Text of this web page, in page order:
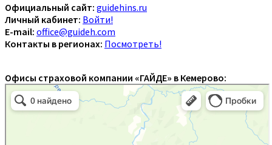
Официальный сайт: guidehins.ru
Личный кабинет: Войти!
E-mail: office@guideh.com
Контакты в регионах: Посмотреть!
Офисы страховой компании «ГАЙДЕ» в Кемерово: